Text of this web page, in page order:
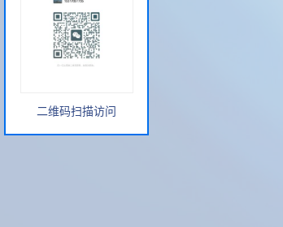
二维码扫描访问